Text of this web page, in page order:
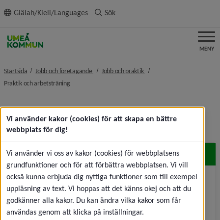
innehållet
Giälah/Kieli/Languages Sök
MENY
Startsida Jobb och företagande nivå i brödsmulenavigeringen
Jobb och praktik nivå i
Praktik och arbetsträningnivå i brödsmulenavigeringen
Praktik och arbetsträning
Praktik, examensarbete
Är du intresserad av att praktisera i någon av
kommunens verksamheter? Eller kanske gör ditt
examensarbete eller skriva uppsats? Läs mer och
anmäl intresse.
Vi använder kakor (cookies) för att skapa en bättre
webbplats för dig!
Vi använder vi oss av kakor (cookies) för webbplatsens
grundfunktioner och för att förbättra webbplatsen. Vi vill
också kunna erbjuda dig nyttiga funktioner som till exempel
uppläsning av text. Vi hoppas att det känns okej och att du
godkänner alla kakor. Du kan ändra vilka kakor som får
användas genom att klicka på inställningar.